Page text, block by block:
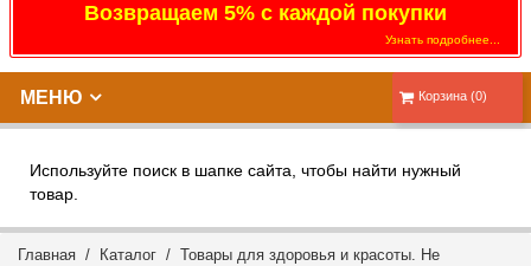
Возвращаем 5% с каждой покупки
Узнать подробнее...
Корзина (0)
МЕНЮ
Используйте поиск в шапке сайта, чтобы найти нужный
товар.
Главная / Каталог / Товары для здоровья и красоты. Не